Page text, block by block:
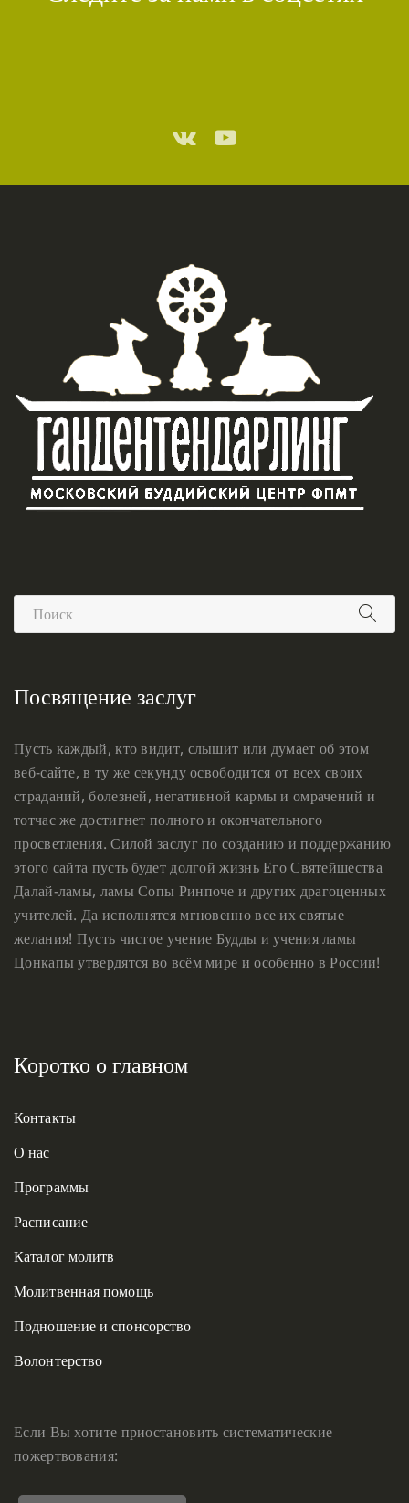
Посвящение заслуг
Пусть каждый, кто видит, слышит или думает об этом
веб-сайте, в ту же секунду освободится от всех своих
страданий, болезней, негативной кармы и омрачений и
тотчас же достигнет полного и окончательного
просветления. Силой заслуг по созданию и поддержанию
этого сайта пусть будет долгой жизнь Его Святейшества
Далай-ламы, ламы Сопы Ринпоче и других драгоценных
учителей. Да исполнятся мгновенно все их святые
желания! Пусть чистое учение Будды и учения ламы
Цонкапы утвердятся во всём мире и особенно в России!
Коротко о главном
Контакты
О нас
Программы
Расписание
Каталог молитв
Молитвенная помощь
Подношение и спонсорство
Волонтерство
Если Вы хотите приостановить систематические
пожертвования: